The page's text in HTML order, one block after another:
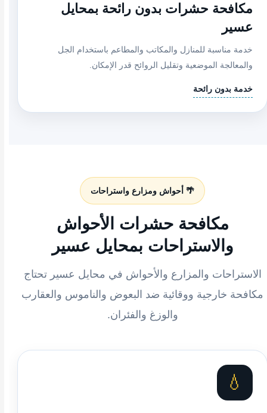
مكافحة حشرات بدون رائحة بمحايل
عسير
خدمة مناسبة للمنازل والمكاتب والمطاعم باستخدام الجل
والمعالجة الموضعية وتقليل الروائح قدر الإمكان.
خدمة بدون رائحة
🌴 أحواش ومزارع واستراحات
مكافحة حشرات الأحواش
والاستراحات بمحايل عسير
الاستراحات والمزارع والأحواش في محايل عسير تحتاج
مكافحة خارجية ووقائية ضد البعوض والناموس والعقارب
والوزغ والفئران.
💧